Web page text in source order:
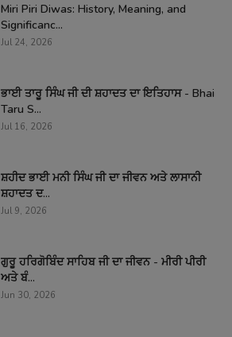
Miri Piri Diwas: History, Meaning, and
Significanc...
Jul 24, 2026
ਭਾਈ ਤਾਰੂ ਸਿੰਘ ਜੀ ਦੀ ਸ਼ਹਾਦਤ ਦਾ ਇਤਿਹਾਸ - Bhai
Taru S...
Jul 16, 2026
ਸ਼ਹੀਦ ਭਾਈ ਮਨੀ ਸਿੰਘ ਜੀ ਦਾ ਜੀਵਨ ਅਤੇ ਲਾਸਾਨੀ
ਸ਼ਹਾਦਤ ਦ...
Jul 9, 2026
ਗੁਰੂ ਹਰਿਗੋਬਿੰਦ ਸਾਹਿਬ ਜੀ ਦਾ ਜੀਵਨ - ਮੀਰੀ ਪੀਰੀ
ਅਤੇ ਬੰ...
Jun 30, 2026